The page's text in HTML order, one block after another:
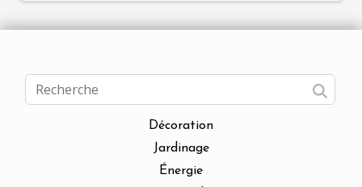
Décoration
Jardinage
Énergie